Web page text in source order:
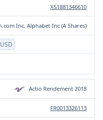
XS1881346610
Inc, Alphabet Inc (A Shares)
USD
Actio Rendement 2018
FR0013326113